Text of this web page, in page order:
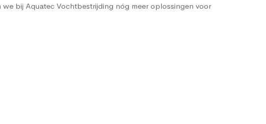
bij Aquatec Vochtbestrijding nóg meer oplossingen voor